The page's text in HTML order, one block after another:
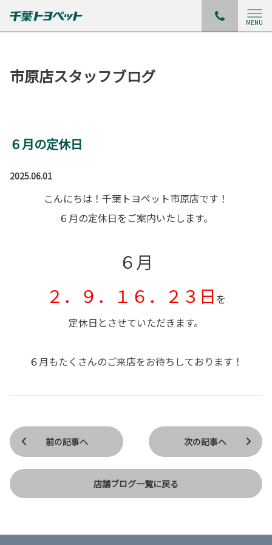
MENU
市原店スタッフブログ
６月の定休日
2025.06.01
こんにちは！千葉トヨペット市原店です！
６月の定休日をご案内いたします。
６月
２．９．１６．２３日 を
定休日とさせていただきます。
６月もたくさんのご来店をお待ちしております！
前の記事へ
店舗ブログ一覧に戻る
次の記事へ